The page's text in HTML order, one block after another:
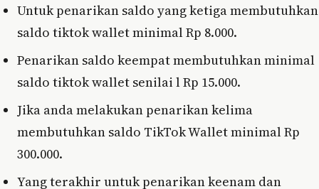
Untuk penarikan saldo yang ketiga membutuhkan
saldo tiktok wallet minimal Rp 8.000.
Penarikan saldo keempat membutuhkan minimal
saldo tiktok wallet senilai l Rp 15.000.
Jika anda melakukan penarikan kelima
membutuhkan saldo TikTok Wallet minimal Rp
300.000.
Yang terakhir untuk penarikan keenam dan